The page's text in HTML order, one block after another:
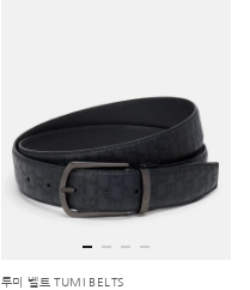
투미 벨트 TUMI BELTS